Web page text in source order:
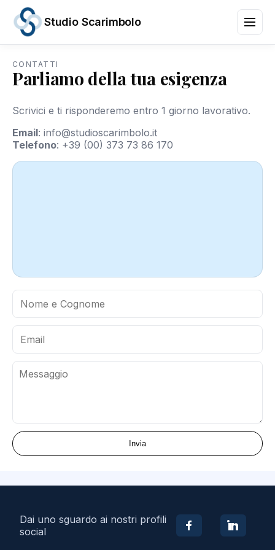
Studio Scarimbolo
Servizi
Attività
News
e
Scadenze
Chi
CONTATTI
Parliamo della tua esigenza
Scrivici e ti risponderemo entro 1 giorno lavorativo.
Email: info@studioscarimbolo.it
Telefono: +39 (00) 373 73 86 170
Invia
Dai uno sguardo ai nostri profili
social